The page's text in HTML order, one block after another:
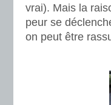
vrai). Mais la
peur se
on peut être